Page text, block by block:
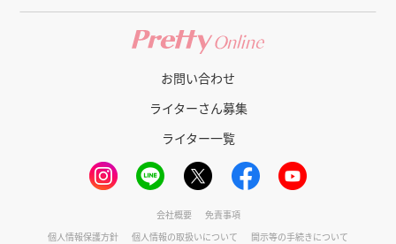
お問い合わせ
ライターさん募集
ライター一覧
会社概要
免責事項
個人情報保護方針
個人情報の取扱いについて 開示等の手続きについて